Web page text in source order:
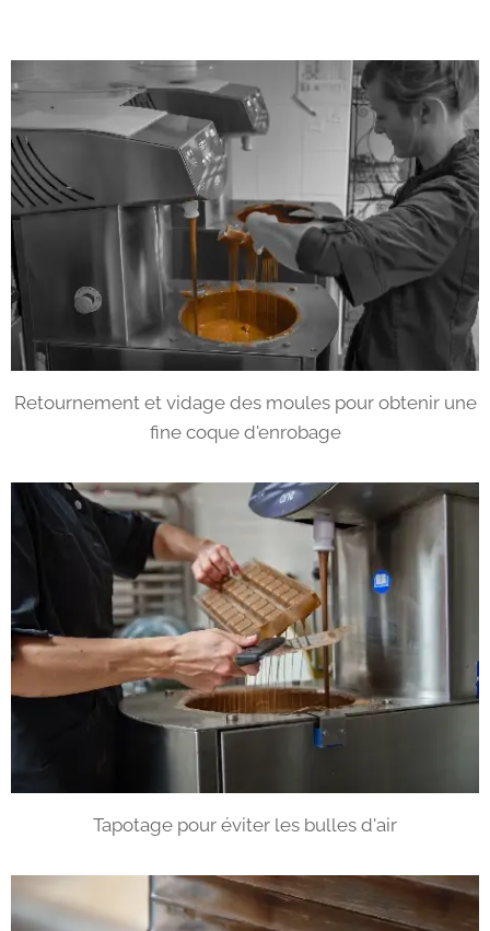
Retournement et vidage des moules pour obtenir une
fine coque d'enrobage
Tapotage pour éviter les bulles d'air